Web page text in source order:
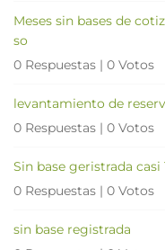
Meses sin bases de
so
0 Respuestas | 0 Votos
levantamiento de
0 Respuestas | 0 Votos
Sin base geristrada
0 Respuestas | 0 Votos
sin base registrada